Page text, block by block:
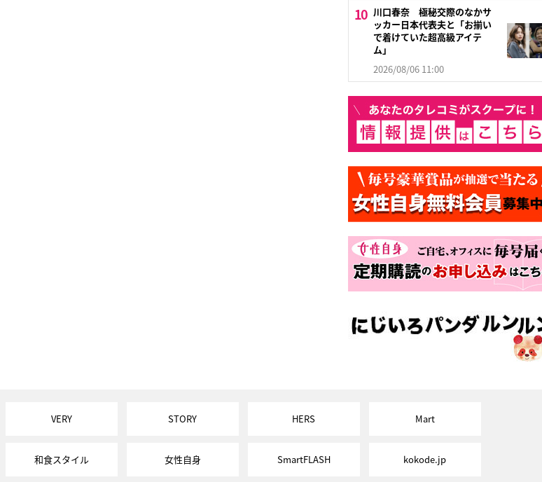
川口春奈 極秘交際のなかサ
ッカー日本代表夫と「お揃い
で着けていた超高級アイテ
ム」
2026/08/06 11:00
VERY STORY HERS Mart
和食スタイル 女性自身 SmartFLASH kokode.jp